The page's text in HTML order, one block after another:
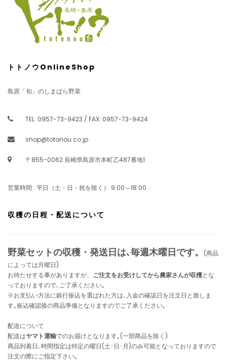
トトノウOnlineShop
島原「旬」のしまばら野菜
TEL: 0957-73-9423 / FAX: 0957-73-9424
shop@totonou.co.jp
〒855-0062 長崎県島原市本町乙487番地1
営業時間 : 平日（土・日・祝を除く） 9:00～18:00
収穫の日程・配送について
野菜セットの収穫・発送日は､毎週木曜日です。
(商品
によっては月曜日)
お待たせする事がありますが、 ご注文をお受けしてから農家さんが収穫とな
っておりますので､ご了承ください｡
※お支払い方法に銀行振込を選ばれた方は､入金の確認日を注文日と致しま
す｡振込確認後の商品準備となりますのでご了承ください｡
配送について
配送はヤマト運輸でのお届けとなります｡(一部商品を除く)
商品到着日､時間指定は特定の曜日(土･日･月)のみ可能となっておりますので
注文の際にご指定下さい｡